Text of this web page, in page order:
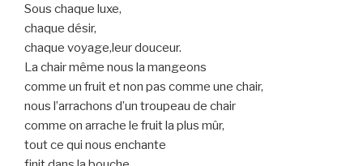
Sous chaque luxe,
chaque désir,
chaque voyage,leur douceur.
La chair même nous la mangeons
comme un fruit et non pas comme une chair,
nous l’arrachons d’un troupeau de chair
comme on arrache le fruit la plus mûr,
tout ce qui nous enchante